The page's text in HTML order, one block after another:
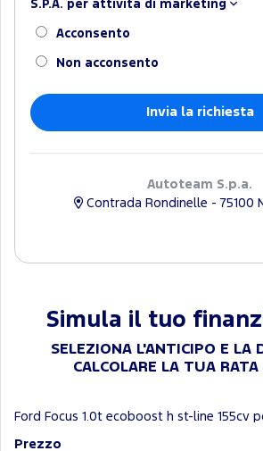
S.P.A. per attività di marketing
Acconsento
Non acconsento
Autoteam S.p.a.
Contrada Rondinelle - 75100
Simula il tuo
SELEZIONA L'ANTICIPO E LA
CALCOLARE LA TUA RATA
Ford Focus 1.0t ecoboost h st-line 155cv
Prezzo